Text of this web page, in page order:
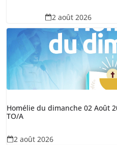
2 août 2026
Homélie du dimanche 02 Août
TO/A
2 août 2026